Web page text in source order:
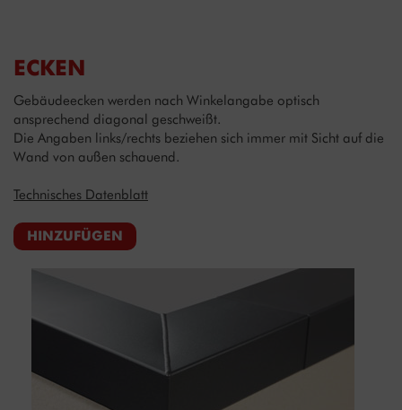
ECKEN
Gebäudeecken werden nach Winkelangabe optisch
ansprechend diagonal geschweißt.
Die Angaben links/rechts beziehen sich immer mit Sicht auf die
Wand von außen schauend.
Technisches Datenblatt
HINZUFÜGEN